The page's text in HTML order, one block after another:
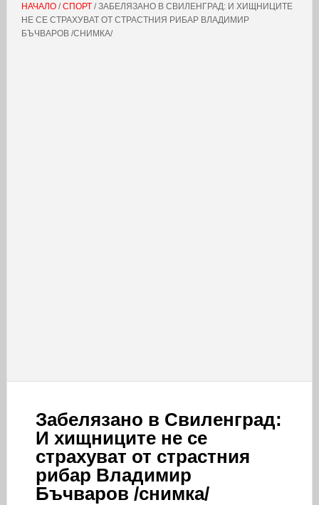
НАЧАЛО/СПОРТ/ ЗАБЕЛЯЗАНО В СВИЛЕНГРАД: И ХИЩНИЦИТЕ
НЕ СЕ СТРАХУВАТ ОТ СТРАСТНИЯ РИБАР ВЛАДИМИР
БЪЧВАРОВ /СНИМКА/
Забелязано в Свиленград:
И хищниците не се
страхуват от страстния
рибар Владимир
Бъчваров /снимка/